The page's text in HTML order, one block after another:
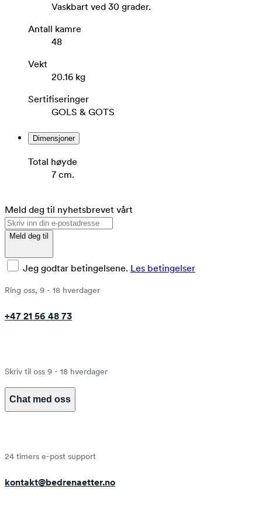
Vaskbart ved 30 grader.
Antall kamre
48
Vekt
20.16 kg
Sertifiseringer
GOLS & GOTS
Dimensjoner
Total høyde
7 cm.
Meld deg til nyhetsbrevet vårt
Meld deg til
Jeg godtar betingelsene. Les betingelser
Ring oss, 9 - 18 hverdager
+47 21 56 48 73
Skriv til oss 9 - 18 hverdager
Chat med oss
24 timers e-post support
kontakt@bedrenaetter.no